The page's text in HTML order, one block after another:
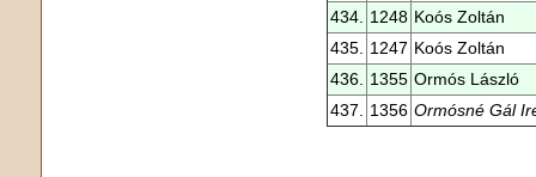
434.
1248 Koós Zoltán
435.
1247 Koós Zoltán
436.
1355 Ormós László
437.
1356 Ormósné Gál